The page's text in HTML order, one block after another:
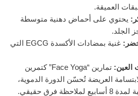
العميقة.
يحتوي على أحماض دهنية متوسطة
الجلد.
غنية بمضادات الأكسدة EGCG التي
العين:
تمارين “Face Yoga” كتمرين
العريضة تُحسّن الدورة الدموية،
فرق حقيقي.